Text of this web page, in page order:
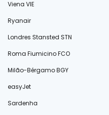
Viena VIE
Ryanair
Londres Stansted STN
Roma Fiumicino FCO
Milão-Bérgamo BGY
easyJet
Sardenha